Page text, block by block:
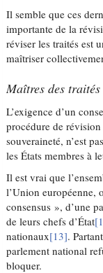
Il semble que ces
importante de la
réviser les traités est
maîtriser
Maîtres des traités
L’exigence d’un
procédure de
souveraineté, n’est
les États membres à
Il est vrai que
l’Union européenne,
consensus », d’une
de leurs chefs d’État
nationaux[13].
parlement national
bloquer.